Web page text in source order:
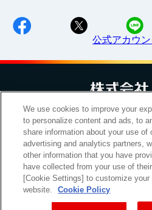
公式アカウ
お問い合わせサイトマップ個人情報
アクセシビリティへの対応方針ご利
Cookie Settings
明治ホールディングス株式会社 （
Meiji Seika ファルマ株式会社
We use cookies to improve your
to personalize content and ads, to
share information about your use of
advertising and analytics partners,
other information that you have
have collected from your use of
[Cookie Settings] to customize
website.
Cookie Policy